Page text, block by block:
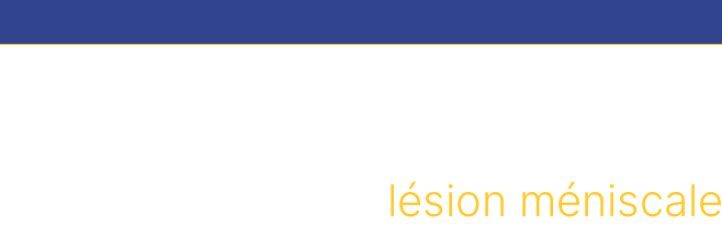
lésion méniscale